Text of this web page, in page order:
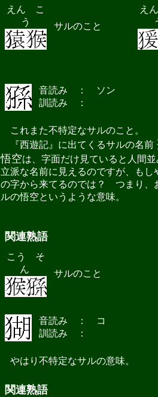
えん こ
う
サルのこと
え
音読み ： ソン
訓読み ：
これまた不特定なサルのこと。
『西遊記』に出てくるサルの名前
悟空は、字面だけ見ていると人間
立派な名前に見えるのですが、もし
の字から来てるのでは？ つまり、
ルの悟空というような意味。
関連熟語
こう そ
ん
サルのこと
音読み ： コ
訓読み ：
やはり不特定なサルの意味。
関連熟語